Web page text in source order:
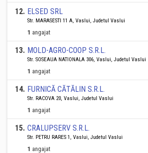
12. ELSED SRL
Str. MARASESTI 11 A, Vaslui, Judetul Vaslui
1 angajat
13. MOLD-AGRO-COOP S.R.L.
Str. SOSEAUA NATIONALA 306, Vaslui, Judetul Vaslui
1 angajat
14. FURNICĂ CĂTĂLIN S.R.L.
Str. RACOVA 20, Vaslui, Judetul Vaslui
1 angajat
15. CRALUPSERV S.R.L.
Str. PETRU RARES 1, Vaslui, Judetul Vaslui
1 angajat